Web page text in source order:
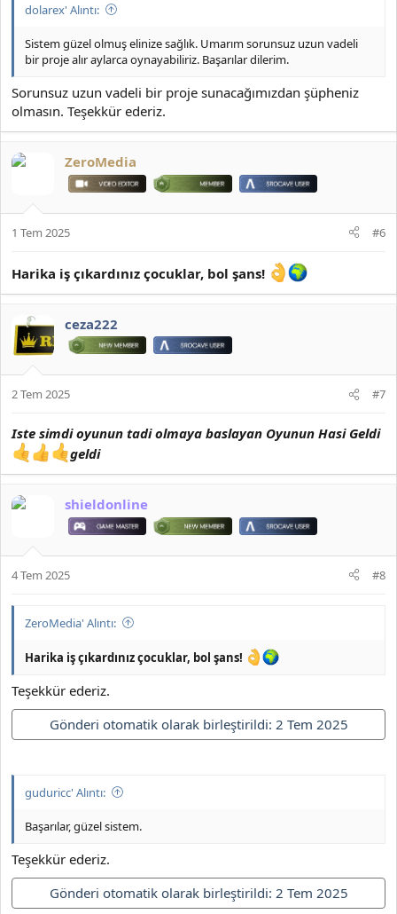
dolarex' Alıntı:
Sistem güzel olmuş elinize sağlık. Umarım sorunsuz uzun vadeli
bir proje alır aylarca oynayabiliriz. Başarılar dilerim.
Sorunsuz uzun vadeli bir proje sunacağımızdan şüpheniz
olmasın. Teşekkür ederiz.
ZeroMedia
1 Tem 2025 #6
Harika iş çıkardınız çocuklar, bol şans!
ceza222
2 Tem 2025 #7
Iste simdi oyunun tadi olmaya baslayan Oyunun Hasi Geldi
geldi
shieldonline
4 Tem 2025 #8
ZeroMedia' Alıntı:
Harika iş çıkardınız çocuklar, bol şans!
Teşekkür ederiz.
Gönderi otomatik olarak birleştirildi: 2 Tem 2025
guduricc' Alıntı:
Başarılar, güzel sistem.
Teşekkür ederiz.
Gönderi otomatik olarak birleştirildi: 2 Tem 2025